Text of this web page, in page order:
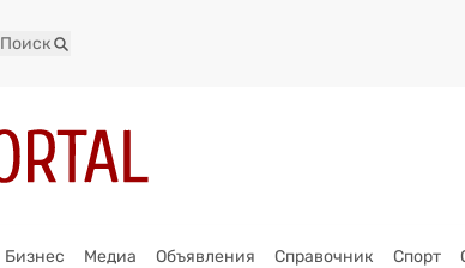
Поиск
Бизнес Медиа Объявления Справочник Спорт